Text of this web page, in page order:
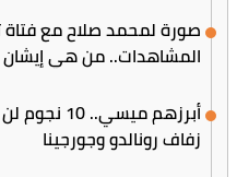
صورة لمحمد صلاح مع فتاة
المشاهدات.. من هي
أبرزهم
زفاف رونالدو وجورجينا